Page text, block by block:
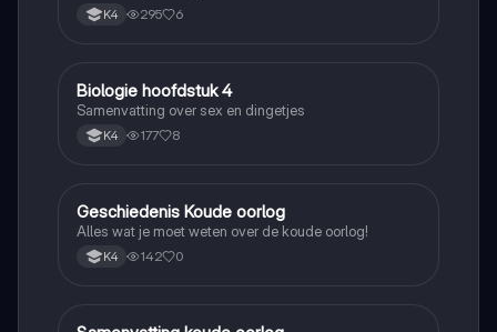
K4 295 6
Biologie
Biologie hoofdstuk 4
Samenvatting over sex en dingetjes
K4 177 8
Geschiedenis
Geschiedenis Koude oorlog
Alles wat je moet weten over de koude oorlog!
K4 142 0